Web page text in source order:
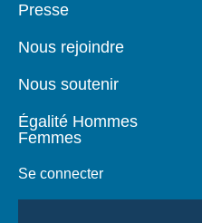
Pied
Presse
Nous rejoindre
Nous soutenir
Égalité Hommes
Femmes
Se connecter